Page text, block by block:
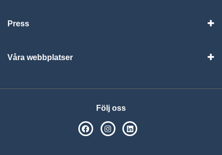
Press
Våra webbplatser
Följ oss
SPSM på Facebook
SPSM på Instagram